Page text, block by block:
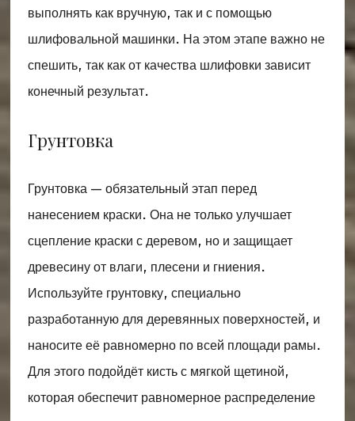
выполнять как вручную, так и с помощью
шлифовальной машинки. На этом этапе важно не
спешить, так как от качества шлифовки зависит
конечный результат.
Грунтовка
Грунтовка — обязательный этап перед
нанесением краски. Она не только улучшает
сцепление краски с деревом, но и защищает
древесину от влаги, плесени и гниения.
Используйте грунтовку, специально
разработанную для деревянных поверхностей, и
наносите её равномерно по всей площади рамы.
Для этого подойдёт кисть с мягкой щетиной,
которая обеспечит равномерное распределение